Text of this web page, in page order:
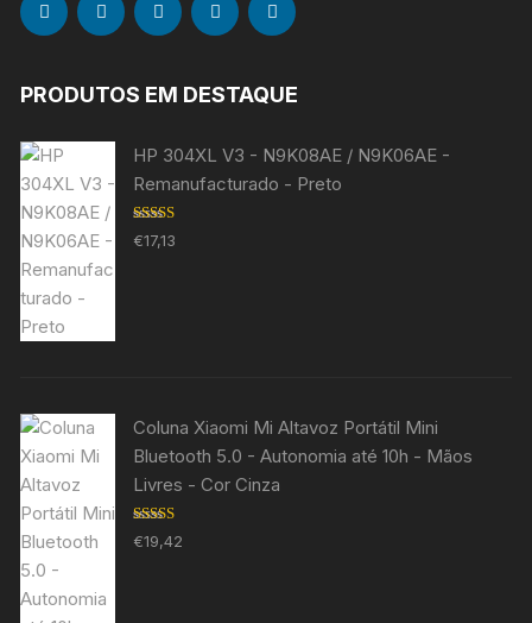
PRODUTOS EM DESTAQUE
HP 304XL V3 - N9K08AE / N9K06AE -
Remanufacturado - Preto
Avaliação
5.00 de 5
€17,13
Coluna Xiaomi Mi Altavoz Portátil Mini
Bluetooth 5.0 - Autonomia até 10h - Mãos
Livres - Cor Cinza
Avaliação
5.00de 5
€19,42